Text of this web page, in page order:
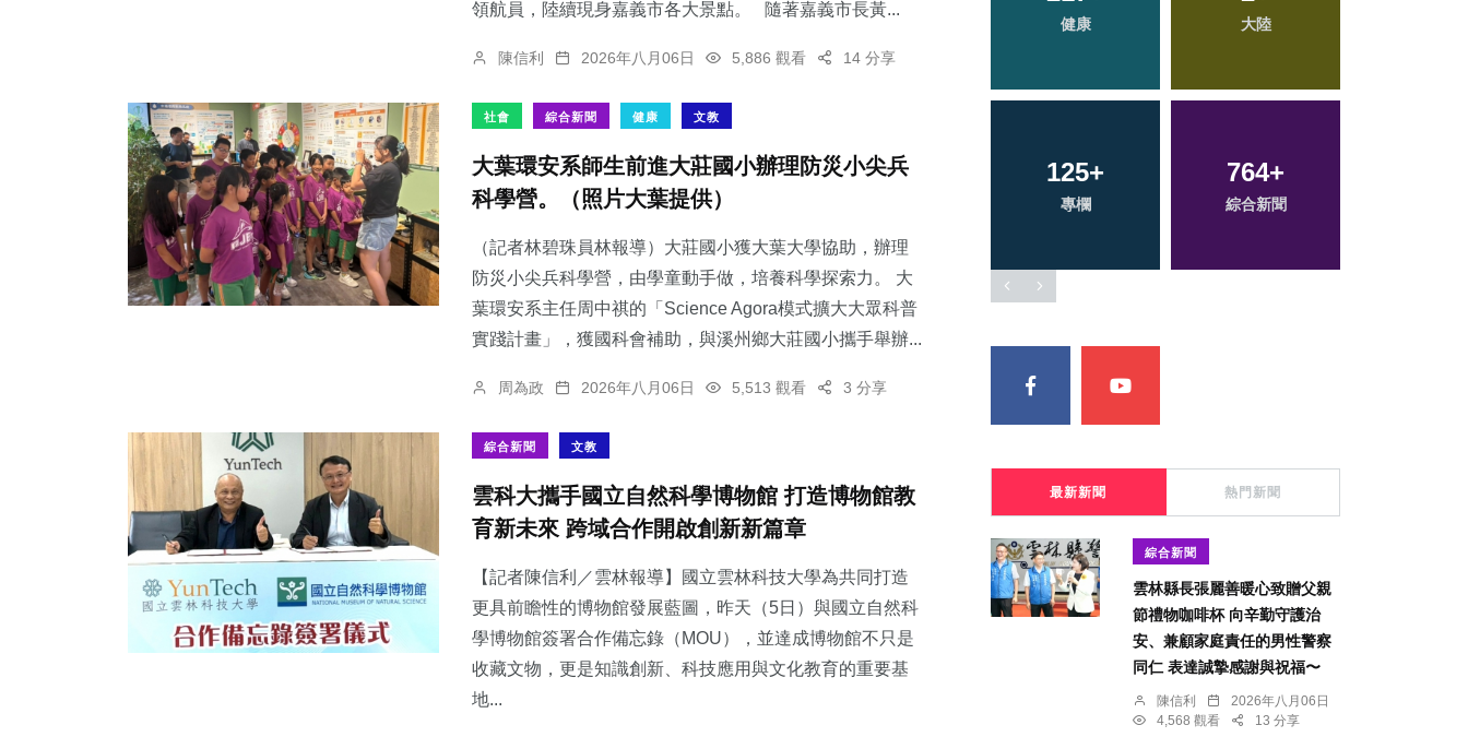
領航員，陸續現身嘉義市各大景點。 隨著嘉義市長黃...
陳信利 2026年八月06日 5,886 觀看 14 分享
社會 綜合新聞 健康 文教
大葉環安系師生前進大莊國小辦理防災小尖兵
科學營。（照片大葉提供）
（記者林碧珠員林報導）大莊國小獲大葉大學協助，辦理
防災小尖兵科學營，由學童動手做，培養科學探索力。 大
葉環安系主任周中祺的「Science Agora模式擴大大眾科普
實踐計畫」，獲國科會補助，與溪州鄉大莊國小攜手舉辦...
周為政 2026年八月06日 5,513 觀看 3 分享
綜合新聞 文教
雲科大攜手國立自然科學博物館 打造博物館教
育新未來 跨域合作開啟創新新篇章
【記者陳信利／雲林報導】國立雲林科技大學為共同打造
更具前瞻性的博物館發展藍圖，昨天（5日）與國立自然科
學博物館簽署合作備忘錄（MOU），並達成博物館不只是
收藏文物，更是知識創新、科技應用與文化教育的重要基
地...
174+
旅遊
農業
37+
科技新知
健康
125+
專欄
764
宗教 社會
54+
頭條
174+
旅遊
最新新聞 熱門新聞
綜合新聞
雲林縣長張麗善暖心致贈父親
節禮物咖啡杯 向辛勤守護治
安、兼顧家庭責任的男性警察
同仁 表達誠摯感謝與祝福〜
陳信利
2026年八月06日
4,568 觀看
13 分享